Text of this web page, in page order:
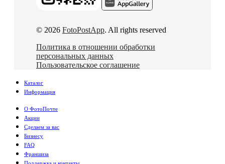
© 2026 FotoPostApp. All rights reserved
Политика в отношении обработки
персональных данных
Пользовательское соглашение
Каталог
Информация
О ФотоПочте
Акции
Сделаем за вас
Бизнесу
FAQ
Франшиза
Поддержка и контакты